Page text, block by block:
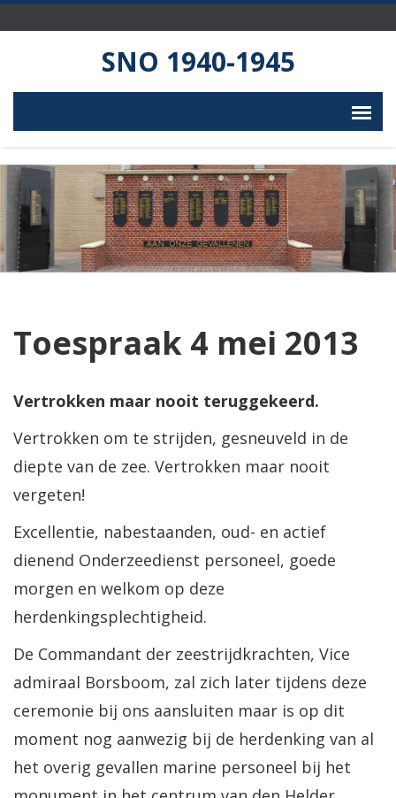
SNO 1940-1945
Toespraak 4 mei 2013
Vertrokken maar nooit teruggekeerd.
Vertrokken om te strijden, gesneuveld in de
diepte van de zee. Vertrokken maar nooit
vergeten!
Excellentie, nabestaanden, oud- en actief
dienend Onderzeedienst personeel, goede
morgen en welkom op deze
herdenkingsplechtigheid.
De Commandant der zeestrijdkrachten, Vice
admiraal Borsboom, zal zich later tijdens deze
ceremonie bij ons aansluiten maar is op dit
moment nog aanwezig bij de herdenking van al
het overig gevallen marine personeel bij het